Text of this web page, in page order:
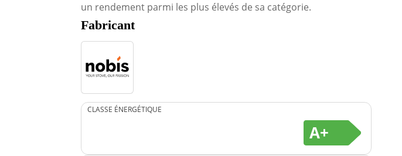
un rendement parmi les plus élevés de sa catégorie.
Fabricant
CLASSE ÉNERGÉTIQUE
A+